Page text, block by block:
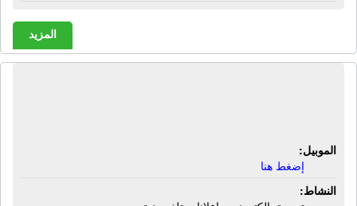
المزيد
الموبيل:
إضغط هنا
النشاط: